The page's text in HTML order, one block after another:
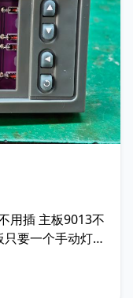
用插 主板9013不
只要一个手动灯